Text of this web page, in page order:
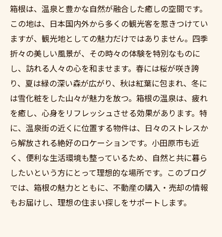
箱根は、温泉と豊かな自然が融合した癒しの空間です。
この地は、日本国内外から多くの観光客を惹きつけてい
ますが、観光地としての魅力だけではありません。四季
折々の美しい風景が、その時々の体験を特別なものに
し、訪れる人々の心を和ませます。春には桜が咲き誇
り、夏は緑の深い森が広がり、秋は紅葉に包まれ、冬に
は雪化粧をした山々が魅力を放つ。箱根の温泉は、疲れ
を癒し、心身をリフレッシュさせる効果があります。特
に、温泉街の近くに位置する物件は、日々のストレスか
ら解放される絶好のロケーションです。小田原市も近
く、便利な生活環境も整っているため、自然と共に暮ら
したいという方にとって理想的な場所です。このブログ
では、箱根の魅力とともに、不動産の購入・売却の情報
もお届けし、理想の住まい探しをサポートします。